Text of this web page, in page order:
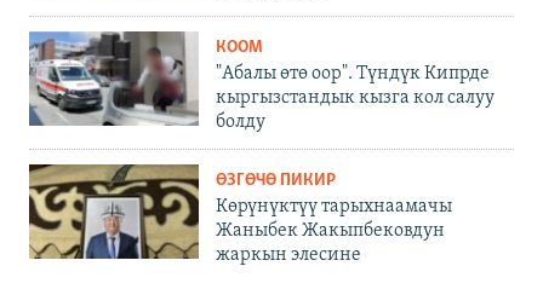
КООМ
"Абалы өтө оор". Түндүк Кипрде
кыргызстандык кызга кол салуу
болду
ӨЗГӨЧӨ ПИКИР
Көрүнүктүү тарыхнаамачы
Жаныбек Жакыпбековдун
жаркын элесине